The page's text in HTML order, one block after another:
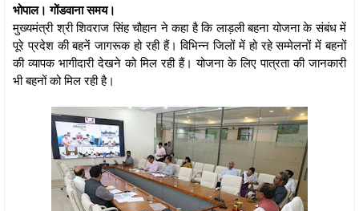
भोपाल। गोंडवाना समय।
मुख्यमंत्री श्री शिवराज सिंह चौहान ने कहा है कि लाड़ली बहना योजना के संबंध में
पूरे प्रदेश की बहनें जागरूक हो रही हैं। विभिन्न जिलों में हो रहे सम्मेलनों में बहनों
की व्यापक भागीदारी देखने को मिल रही हैं। योजना के लिए पात्रता की जानकारी
भी बहनों को मिल रही है।